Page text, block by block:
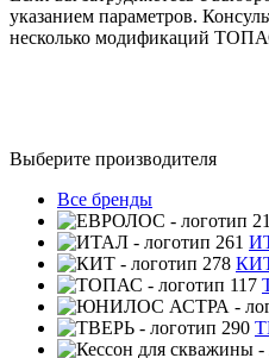
указанием параметров.
несколько модификаций
Выберите производителя
Все бренды